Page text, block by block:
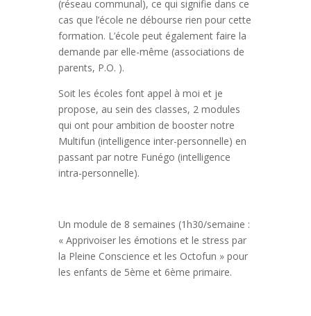
(réseau communal), ce qui signifie dans ce
cas que l’école ne débourse rien pour cette
formation. L’école peut également faire la
demande par elle-même (associations de
parents, P.O. ).
Soit les écoles font appel à moi et je
propose, au sein des classes, 2 modules
qui ont pour ambition de booster notre
Multifun (intelligence inter-personnelle) en
passant par notre Funégo (intelligence
intra-personnelle).
Un module de 8 semaines (1h30/semaine :
« Apprivoiser les émotions et le stress par
la Pleine Conscience et les Octofun » pour
les enfants de 5ème et 6ème primaire.